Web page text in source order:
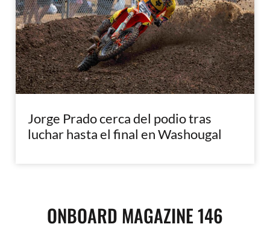
Jorge Prado cerca del podio tras
luchar hasta el final en Washougal
ONBOARD MAGAZINE 146